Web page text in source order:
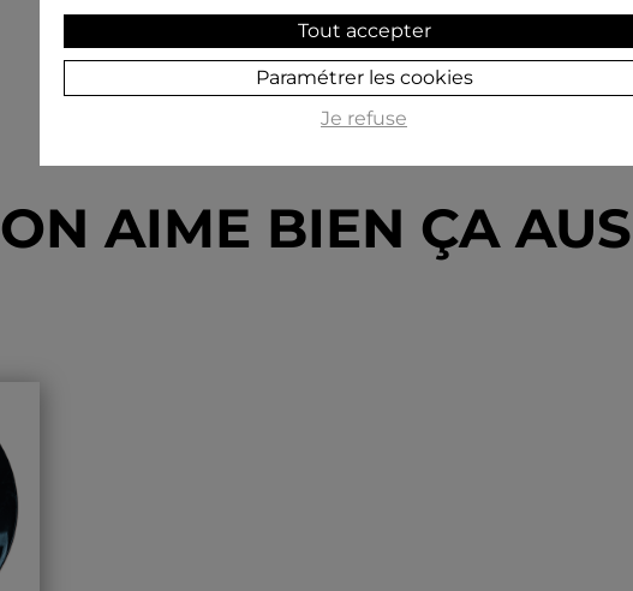
ON AIME BIEN ÇA
Tout accepter
Paramétrer les cookies
Je refuse